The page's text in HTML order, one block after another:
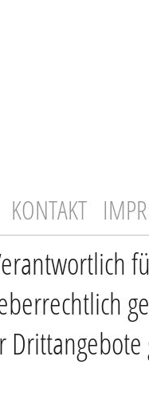
KONTAKT